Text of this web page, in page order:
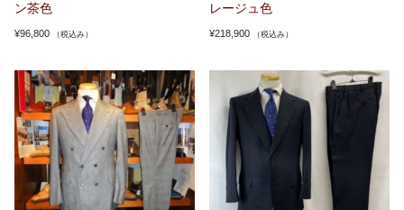
ン茶色
¥96,800 （税込み）
レージュ色
¥218,900 （税込み）